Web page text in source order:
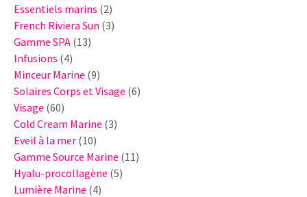
Essentiels marins 22
produits
French Riviera Sun 33
Gamme SPA 1313
Infusions 44
produits
Minceur Marine 99
produits
Solaires Corps et Visage 66
Visage 6060
produits
Cold Cream Marine 33
Eveil à la mer 1010
produits
Gamme Source Marine 1111
Hyalu-procollagène 55
Lumière Marine 44